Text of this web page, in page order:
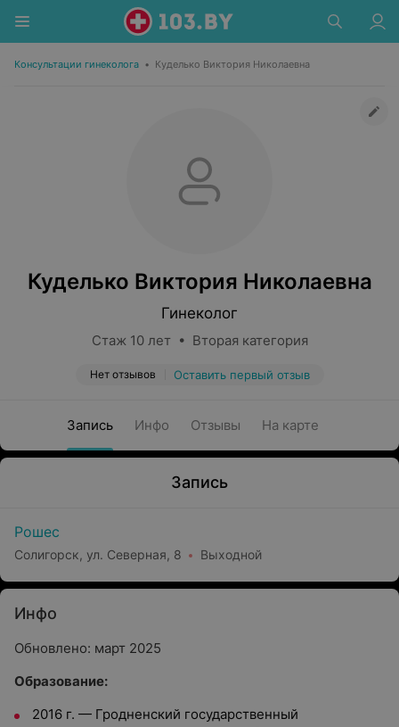
Консультации гинеколога • Куделько Виктория Николаевна
Куделько Виктория Николаевна
Гинеколог
Стаж 10 лет • Вторая категория
Нет отзывов Оставить первый отзыв
Запись Инфо Отзывы На карте
Запись
Рошес
Солигорск, ул. Северная, 8 Выходной
Инфо
Обновлено: март 2025
Образование:
2016 г. — Гродненский государственный